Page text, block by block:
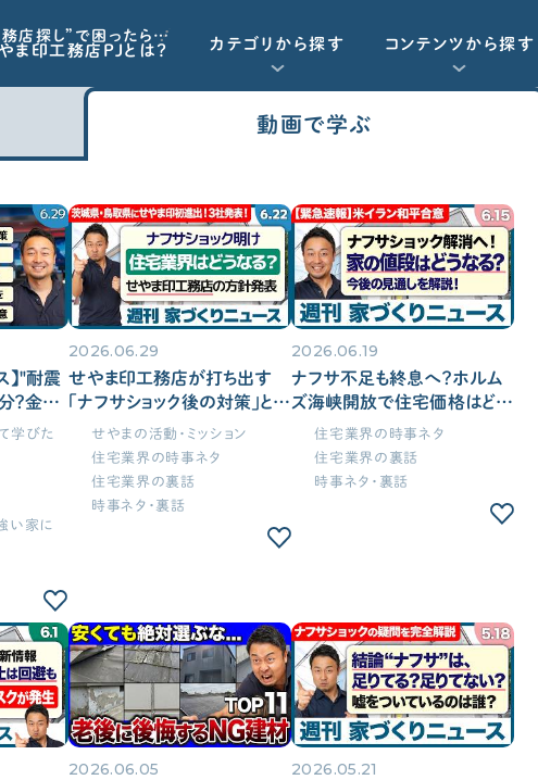
務店探し”で困ったら…
ま印工務店PJとは？ カテゴリから探す
工務店・HM選び
契約後の注意点
コンテンツから探す
動画で学ぶ Q&Aで学ぶ
重要記事一覧を見る
資金計画
予算オーバーを未然に防ぎたい
「住宅ローン」について学びたい
諸経費（保険など）の知識がほしい
標準仕様
「住宅設備」の選び方を知りたい
標準仕様のチェック方法を知りたい
土地探し
土地探しの方法・コツを知りたい
動画で学ぶ
】"耐震
？金利
と補助
29日）
学びた
い家に
2026.06.29
せやま印工務店が打ち出す
「ナフサショック後の対策」と、
待望の茨城・鳥取、富山県の
新規登録3社をご紹介【週刊
家づくりニュース#24】
せやまの活動・ミッション
住宅業界の時事ネタ
住宅業界の裏話
時事ネタ・裏話
2026.06.19
ナフサ不足も終息へ？ホルム
ズ海峡開放で住宅価格はどう
なる？今後の見通しと施主が
今すぐやるべきこと【週刊家づ
くりニュース#23】
住宅業界の時事ネタ
住宅業界の裏話
時事ネタ・裏話
2026.06.05 2026.05.21